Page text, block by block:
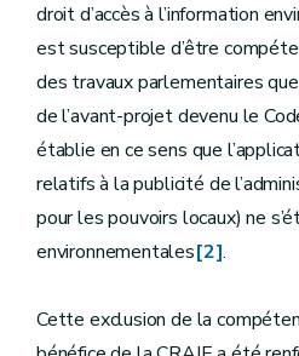
droit d’accès à l’information
est susceptible d’être
des travaux parlementaires
de l’avant-projet devenu le
établie en ce sens que
relatifs à la publicité de
pour les pouvoirs locaux) ne
environnementales[2].
Cette exclusion de la